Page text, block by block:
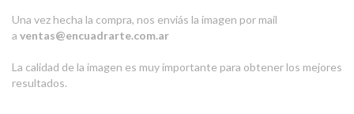
Una vez hecha la compra, nos enviás la imagen por mail
a ventas@encuadrarte.com.ar
La calidad de la imagen es muy importante para obtener los mejores
resultados.